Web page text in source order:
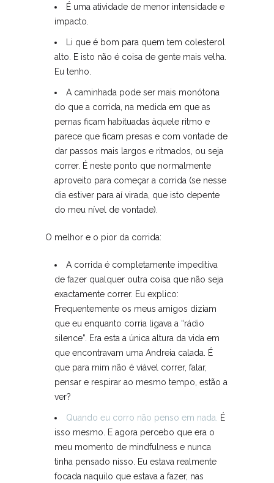
É uma atividade de menor intensidade e
impacto.
Li que é bom para quem tem colesterol
alto. E isto não é coisa de gente mais velha.
Eu tenho.
A caminhada pode ser mais monótona
do que a corrida, na medida em que as
pernas ficam habituadas àquele ritmo e
parece que ficam presas e com vontade de
dar passos mais largos e ritmados, ou seja
correr. É neste ponto que normalmente
aproveito para começar a corrida (se nesse
dia estiver para aí virada, que isto depente
do meu nível de vontade).
O melhor e o pior da corrida:
A corrida é completamente impeditiva
de fazer qualquer outra coisa que não seja
exactamente correr. Eu explico:
Frequentemente os meus amigos diziam
que eu enquanto corria ligava a “rádio
silence”. Era esta a única altura da vida em
que encontravam uma Andreia calada. É
que para mim não é viável correr, falar,
pensar e respirar ao mesmo tempo, estão a
ver?
Quando eu corro não penso em nada. É
isso mesmo. E agora percebo que era o
meu momento de mindfulness e nunca
tinha pensado nisso. Eu estava realmente
focada naquilo que estava a fazer, nas